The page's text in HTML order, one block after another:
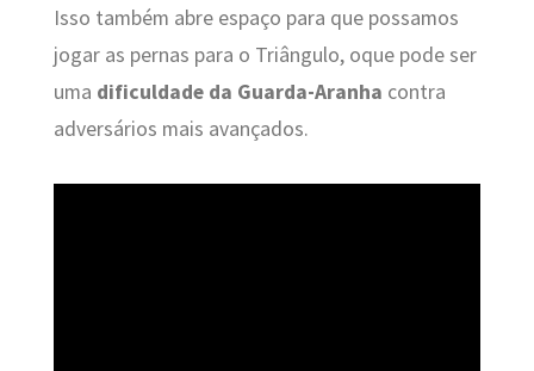
Isso também abre espaço para que possamos
jogar as pernas para o Triângulo, oque pode ser
uma dificuldade da Guarda-Aranha contra
adversários mais avançados.